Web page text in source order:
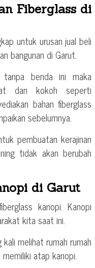
Fiberglass di
untuk urusan jual beli
bangunan di Garut.
tanpa benda ini maka
dan kokoh seperti
bahan fiberglass
sebelumnya.
pembuatan kerajinan
tidak akan berubah
di Garut
kanopi. Kanopi
kita saat ini.
melihat rumah rumah
atap kanopi.